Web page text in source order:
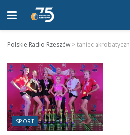
Polskie Radio Rzeszów >taniec
SPORT